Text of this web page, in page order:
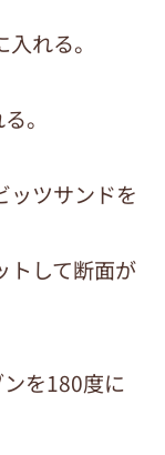
れる。
。
ッツサンドを
して断面が
を180度に